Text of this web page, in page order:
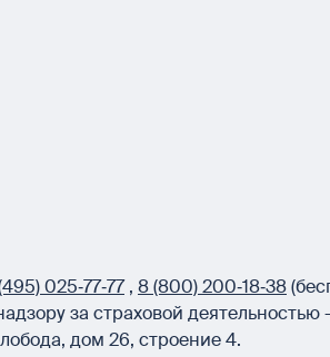
025‑77‑77 , 8 (800) 200‑18‑38
за страховой деятельностью
дом 26, строение 4.